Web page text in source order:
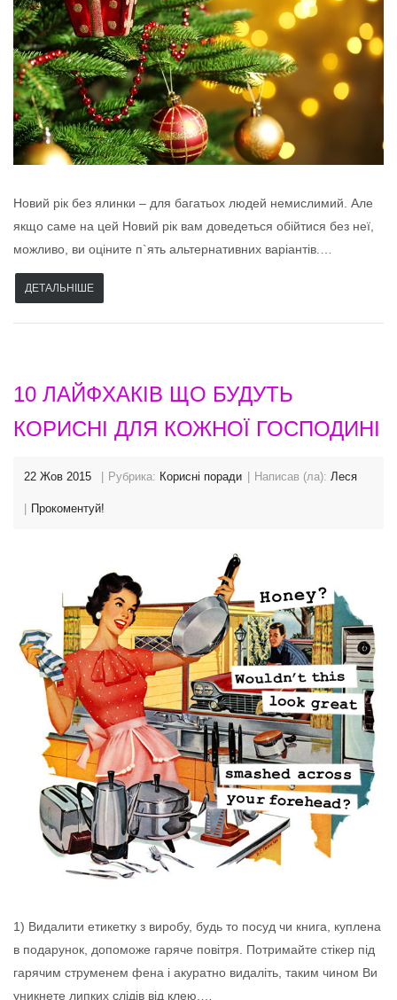
Новий рік без ялинки – для багатьох людей немислимий. Але
якщо саме на цей Новий рік вам доведеться обійтися без неї,
можливо, ви оціните п`ять альтернативних варіантів.…
ДЕТАЛЬНІШЕ
10 ЛАЙФХАКІВ ЩО БУДУТЬ
КОРИСНІ ДЛЯ КОЖНОЇ ГОСПОДИНІ
22 Жов 2015 Рубрика: Корисні поради Написав (ла): Леся
Прокоментуй!
1) Видалити етикетку з виробу, будь то посуд чи книга, куплена
в подарунок, допоможе гаряче повітря. Потримайте стікер під
гарячим струменем фена і акуратно видаліть, таким чином Ви
уникнете липких слідів від клею.…